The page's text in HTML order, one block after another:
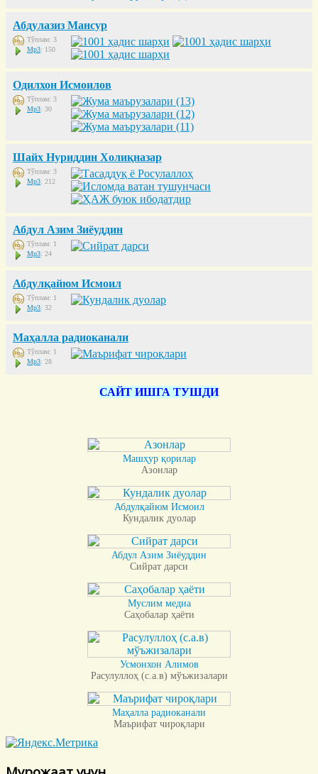
Абдулазиз Мансур
Тўплам: 3
Mp3: 150
Одилхон Исмоилов
Тўплам: 3
Mp3: 30
Шайх Нуриддин Холиқназар
Тўплам: 3
Mp3: 212
Абдул Азим Зиёуддин
Тўплам: 1
Mp3: 24
Абдулқайюм Исмоил
Тўплам: 1
Mp3: 32
Маҳалла радиоканали
Тўплам: 1
Mp3: 28
САЙТ ИШГА ТУШДИ
Машҳур қорилар
Азонлар
Абдулқайюм Исмоил
Кундалик дуолар
Абдул Азим Зиёуддин
Сийрат дарси
Муслим медиа
Саҳобалар ҳаёти
Усмонхон Алимов
Расулуллоҳ (с.а.в) мўъжизалари
Маҳалла радиоканали
Маърифат чироқлари